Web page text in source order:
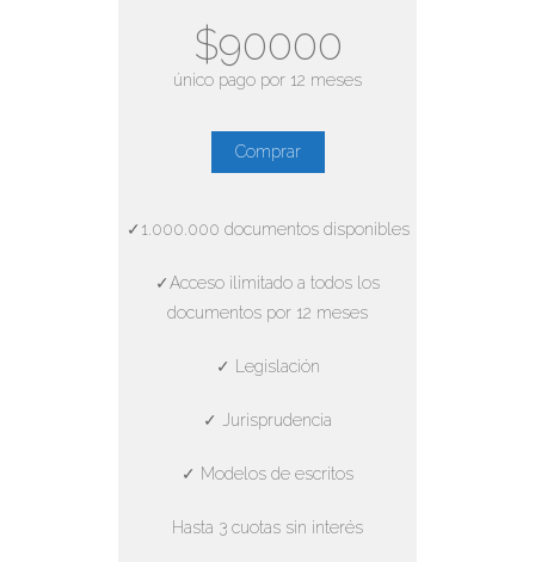
$90000
único pago por 12 meses
Comprar
✓1.000.000 documentos disponibles
✓Acceso ilimitado a todos los
documentos por 12 meses
✓ Legislación
✓ Jurisprudencia
✓ Modelos de escritos
Hasta 3 cuotas sin interés